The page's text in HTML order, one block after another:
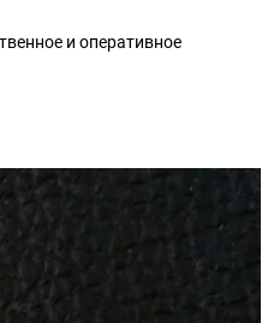
и оперативное